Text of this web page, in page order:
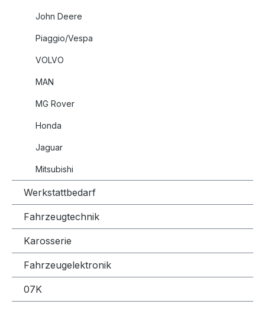
John Deere
Piaggio/Vespa
VOLVO
MAN
MG Rover
Honda
Jaguar
Mitsubishi
Werkstattbedarf
Fahrzeugtechnik
Karosserie
Fahrzeugelektronik
07K